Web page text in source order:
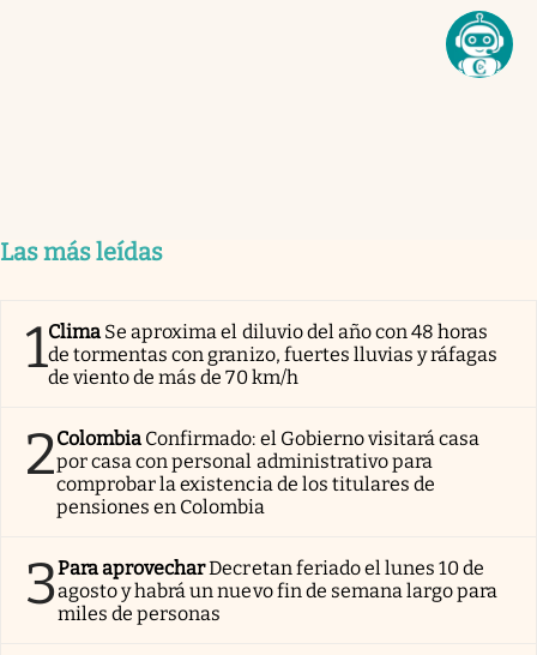
Las más leídas
1Clima Se aproxima el diluvio del año con 48 horas
de tormentas con granizo, fuertes lluvias y ráfagas
de viento de más de 70 km/h
2Colombia Confirmado: el Gobierno visitará casa
por casa con personal administrativo para
comprobar la existencia de los titulares de
pensiones en Colombia
3Para aprovecharDecretan feriado el lunes 10 de
agosto y habrá un nuevo fin de semana largo para
miles de personas